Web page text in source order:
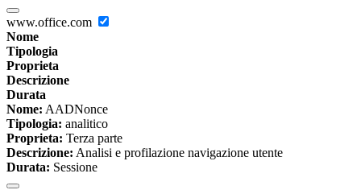
www.office.com
Nome
Tipologia
Proprieta
Descrizione
Durata
Nome: AADNonce
Tipologia: analitico
Proprieta: Terza parte
Descrizione: Analisi e profilazione navigazione utente
Durata: Sessione